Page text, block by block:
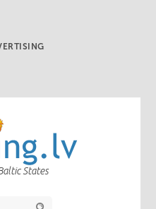
States